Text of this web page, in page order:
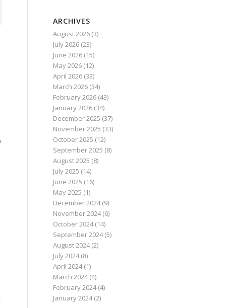
ARCHIVES
August 2026(3)
July 2026(23)
June 2026(15)
May 2026 (12)
April 2026(33)
March 2026(34)
February 2026(43)
January 2026(34)
December 2025(37)
November 2025
October 2025
September 2025
August 2025(8)
July 2025(14)
June 2025(16)
May 2025(1)
December 2024(9)
November 2024
October 2024
September 2024
August 2024(2)
July 2024(8)
April 2024(1)